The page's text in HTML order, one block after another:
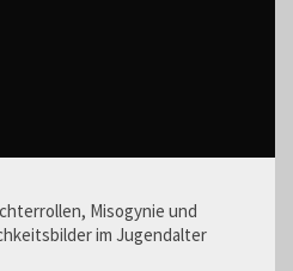
Misogynie und
im Jugendalter